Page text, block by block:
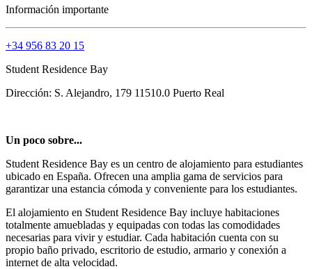
Información importante
+34 956 83 20 15
Student Residence Bay
Dirección: S. Alejandro, 179 11510.0 Puerto Real
Un poco sobre...
Student Residence Bay es un centro de alojamiento para estudiantes
ubicado en España. Ofrecen una amplia gama de servicios para
garantizar una estancia cómoda y conveniente para los estudiantes.
El alojamiento en Student Residence Bay incluye habitaciones
totalmente amuebladas y equipadas con todas las comodidades
necesarias para vivir y estudiar. Cada habitación cuenta con su
propio baño privado, escritorio de estudio, armario y conexión a
internet de alta velocidad.